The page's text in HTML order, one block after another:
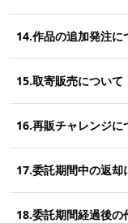
14.作品の追加発注に
15.取寄販売について
16.再販チャレンジに
17.委託期間中の返却
18.委託期間経過後の